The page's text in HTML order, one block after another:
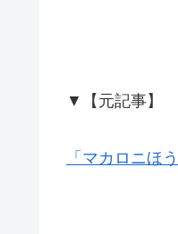
▼【元記事】
「マカロニほ